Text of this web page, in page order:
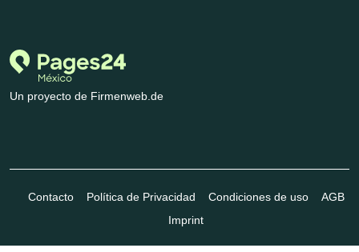
Un proyecto de Firmenweb.de
Contacto Política de Privacidad Condiciones de uso
AGB
Imprint